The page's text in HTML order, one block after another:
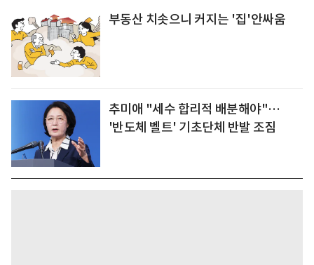
부동산 치솟으니 커지는 '집'안싸움
추미애 "세수 합리적 배분해야"…
'반도체 벨트' 기초단체 반발 조짐